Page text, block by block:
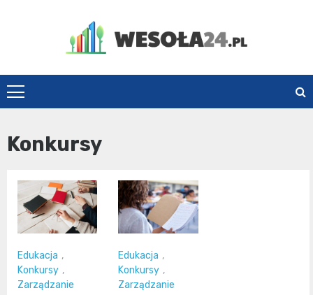
Wesoła24.pl
Konkursy
Edukacja ,
Konkursy ,
Zarządzanie
Edukacja ,
Konkursy ,
Zarządzanie